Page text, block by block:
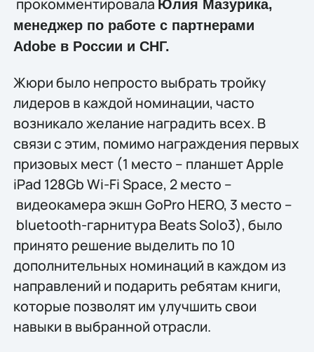
Юлия Мазурика,
менеджер по работе с партнерами
Adobe в России и СНГ.
Жюри было непросто выбрать тройку
лидеров в каждой номинации, часто
возникало желание наградить всех. В
связи с этим, помимо награждения первых
призовых мест (1 место – планшет Apple
iPad 128Gb Wi-Fi Space, 2 место –
видеокамера экшн GoPro HERO, 3 место –
bluetooth-гарнитура Beats Solo3), было
принято решение выделить по 10
дополнительных номинаций в каждом из
направлений и подарить ребятам книги,
которые позволят им улучшить свои
навыки в выбранной отрасли.